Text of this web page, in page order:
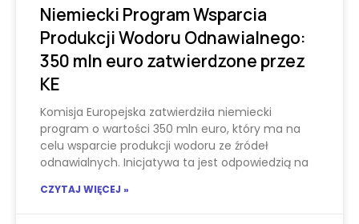
Niemiecki Program Wsparcia
Produkcji Wodoru Odnawialnego:
350 mln euro zatwierdzone przez
KE
Komisja Europejska zatwierdziła niemiecki
program o wartości 350 mln euro, który ma na
celu wsparcie produkcji wodoru ze źródeł
odnawialnych. Inicjatywa ta jest odpowiedzią na
CZYTAJ WIĘCEJ »